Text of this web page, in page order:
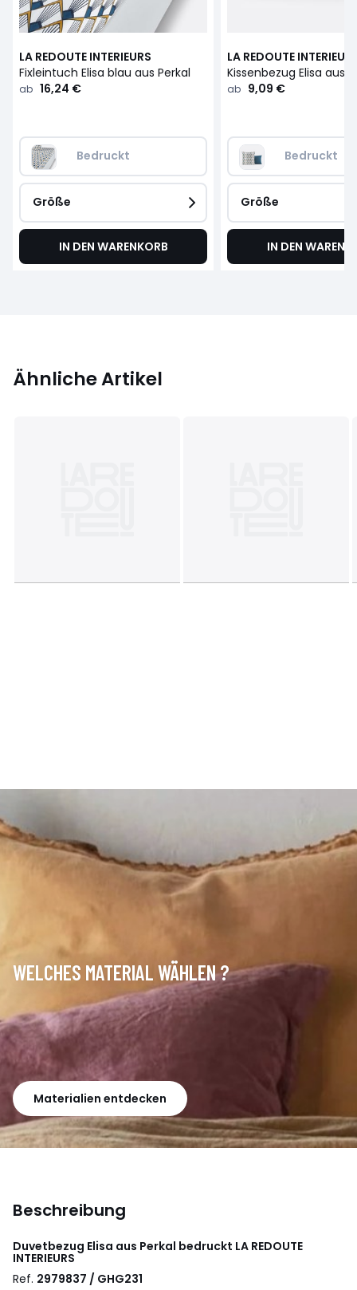
LA REDOUTE INTERIEURS
Fixleintuch Elisa blau aus Perkal
ab 16,24 €
Bedruckt
Größe
IN DEN WARENKORB
LA REDOUTE
Kissenbezug Elisa aus
ab 9,09 €
Bedruckt
Größe
IN DEN
Ähnliche Artikel
WELCHES MATERIAL WÄHLEN ?
Materialien entdecken
Beschreibung
Duvetbezug Elisa aus Perkal bedruckt LA REDOUTE
INTERIEURS
Ref. 2979837 / GHG231